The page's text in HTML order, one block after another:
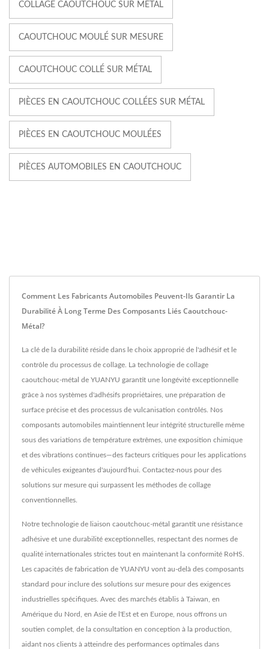
COLLAGE CAOUTCHOUC SUR MÉTAL
CAOUTCHOUC MOULÉ SUR MESURE
CAOUTCHOUC COLLÉ SUR MÉTAL
PIÈCES EN CAOUTCHOUC COLLÉES SUR MÉTAL
PIÈCES EN CAOUTCHOUC MOULÉES
PIÈCES AUTOMOBILES EN CAOUTCHOUC
Comment Les Fabricants Automobiles Peuvent-Ils Garantir La
Durabilité À Long Terme Des Composants Liés Caoutchouc-
Métal?
La clé de la durabilité réside dans le choix approprié de l'adhésif et le
contrôle du processus de collage. La technologie de collage
caoutchouc-métal de YUANYU garantit une longévité exceptionnelle
grâce à nos systèmes d'adhésifs propriétaires, une préparation de
surface précise et des processus de vulcanisation contrôlés. Nos
composants automobiles maintiennent leur intégrité structurelle même
sous des variations de température extrêmes, une exposition chimique
et des vibrations continues—des facteurs critiques pour les applications
de véhicules exigeantes d'aujourd'hui. Contactez-nous pour des
solutions sur mesure qui surpassent les méthodes de collage
conventionnelles.
Notre technologie de liaison caoutchouc-métal garantit une résistance
adhésive et une durabilité exceptionnelles, respectant des normes de
qualité internationales strictes tout en maintenant la conformité RoHS.
Les capacités de fabrication de YUANYU vont au-delà des composants
standard pour inclure des solutions sur mesure pour des exigences
industrielles spécifiques. Avec des marchés établis à Taiwan, en
Amérique du Nord, en Asie de l'Est et en Europe, nous offrons un
soutien complet, de la consultation en conception à la production,
aidant nos clients à atteindre des performances optimales dans